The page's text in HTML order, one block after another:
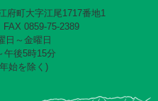
府町大字江尾1717番地1
0859-75-2389
日～金曜日
午後5時15分
始を除く)